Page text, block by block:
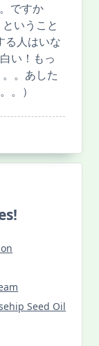
ですか
いうこと
る人はいな
い！もっ
。あした
。）
Seed Oil